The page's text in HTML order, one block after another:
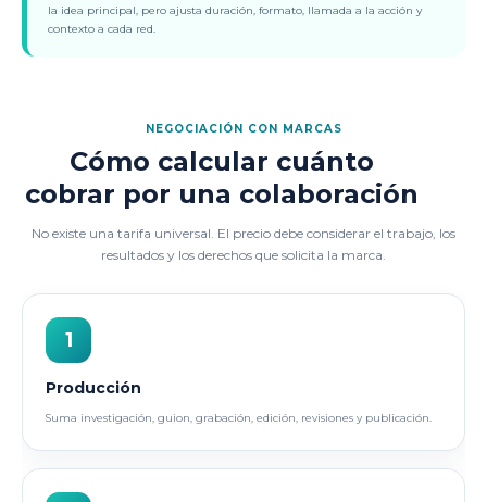
la idea principal, pero ajusta duración, formato, llamada a la acción y
contexto a cada red.
NEGOCIACIÓN CON MARCAS
Cómo calcular cuánto
cobrar por una colaboración
No existe una tarifa universal. El precio debe considerar el trabajo, los
resultados y los derechos que solicita la marca.
1
Producción
Suma investigación, guion, grabación, edición, revisiones y publicación.